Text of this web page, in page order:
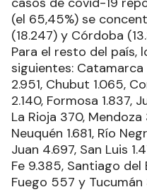
(el 65,45%) se
(18.247) y Córdoba
Para el resto del país,
siguientes:
2.951, Chubut 1.065,
2.140, Formosa 1.837,
La Rioja 370,
Neuquén 1.681, Río
Juan 4.697, San Luis
Fe 9.385, Santiago del
Fuego 557 y Tucumán